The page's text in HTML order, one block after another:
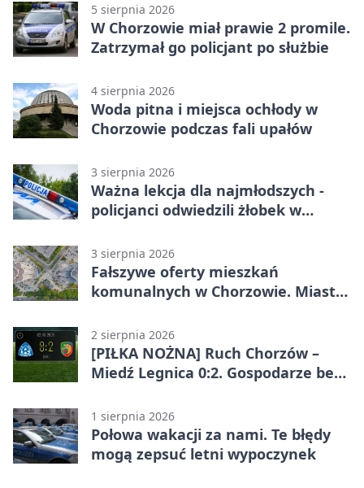
5 sierpnia 2026
W Chorzowie miał prawie 2 promile.
Zatrzymał go policjant po służbie
4 sierpnia 2026
Woda pitna i miejsca ochłody w
Chorzowie podczas fali upałów
3 sierpnia 2026
Ważna lekcja dla najmłodszych -
policjanci odwiedzili żłobek w
3 sierpnia 2026
Fałszywe oferty mieszkań
komunalnych w Chorzowie. Miasto
2 sierpnia 2026
[PIŁKA NOŻNA] Ruch Chorzów –
Miedź Legnica 0:2. Gospodarze bez
1 sierpnia 2026
Połowa wakacji za nami. Te błędy
mogą zepsuć letni wypoczynek